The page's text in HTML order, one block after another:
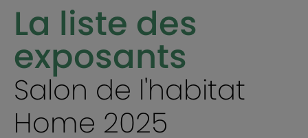
La liste des
exposants
Salon de l'habitat
Home 2025